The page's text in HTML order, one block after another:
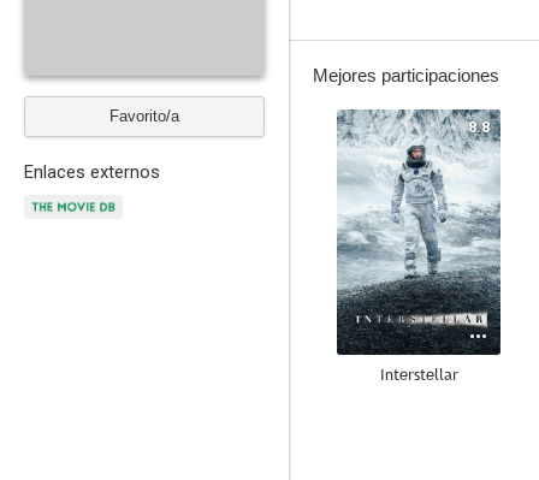
Favorito/a
Enlaces externos
Mejores participaciones
8.8
Interstellar